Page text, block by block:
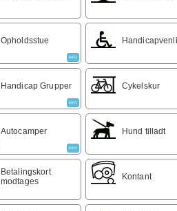
Opholdsstue
INFO
Handicap Grupper
INFO
Cykelskur
Autocamper
INFO
Hund tilladt
Betalingskort
modtages
Kontant